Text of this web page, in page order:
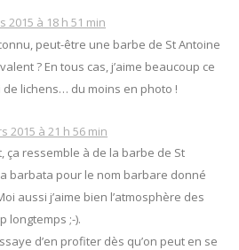
2015 à 18 h 51 min
peut-être une barbe de St Antoine
? En tous cas, j’aime beaucoup ce
lichens… du moins en photo !
2015 à 21 h 56 min
ça ressemble à de la barbe de St
barbata pour le nom barbare donné
aussi j’aime bien l’atmosphère des
longtemps ;-).
d’en profiter dès qu’on peut en se